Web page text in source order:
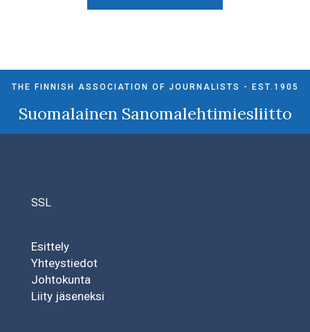
THE FINNISH ASSOCIATION OF JOURNALISTS - EST.1905
Suomalainen Sanomalehtimiesliitto
SSL
Esittely
Yhteystiedot
Johtokunta
Liity jäseneksi